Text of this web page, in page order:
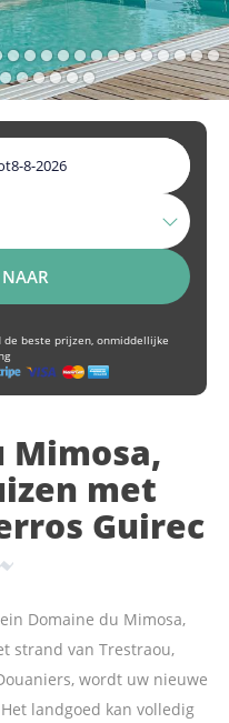
171819 20 21 22 23 242526272829
3940414243
de beste prijzen, onmiddellijke
Mimosa,
met
Guirec
Domaine du Mimosa,
strand van Trestraou,
wordt uw nieuwe
landgoed kan volledig